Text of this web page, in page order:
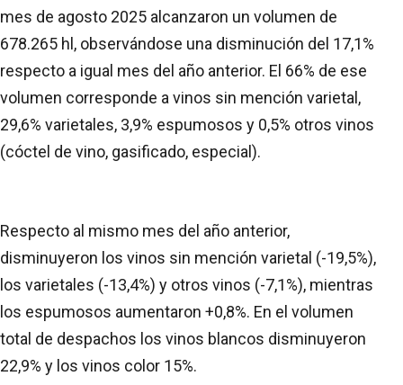
mes de agosto 2025 alcanzaron un volumen de
678.265 hl, observándose una disminución del 17,1%
respecto a igual mes del año anterior. El 66% de ese
volumen corresponde a vinos sin mención varietal,
29,6% varietales, 3,9% espumosos y 0,5% otros vinos
(cóctel de vino, gasificado, especial).
Respecto al mismo mes del año anterior,
disminuyeron los vinos sin mención varietal (-19,5%),
los varietales (-13,4%) y otros vinos (-7,1%), mientras
los espumosos aumentaron +0,8%. En el volumen
total de despachos los vinos blancos disminuyeron
22,9% y los vinos color 15%.